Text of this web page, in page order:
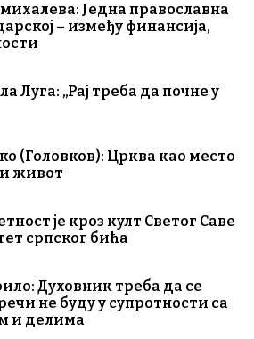
Једна православна
– између финансија,
Луга: „Рај треба да почне у
(Головков): Црква као место
и живот
је кроз култ Светог Саве
српског бића
Духовник треба да се
не буду у супротности са
и делима